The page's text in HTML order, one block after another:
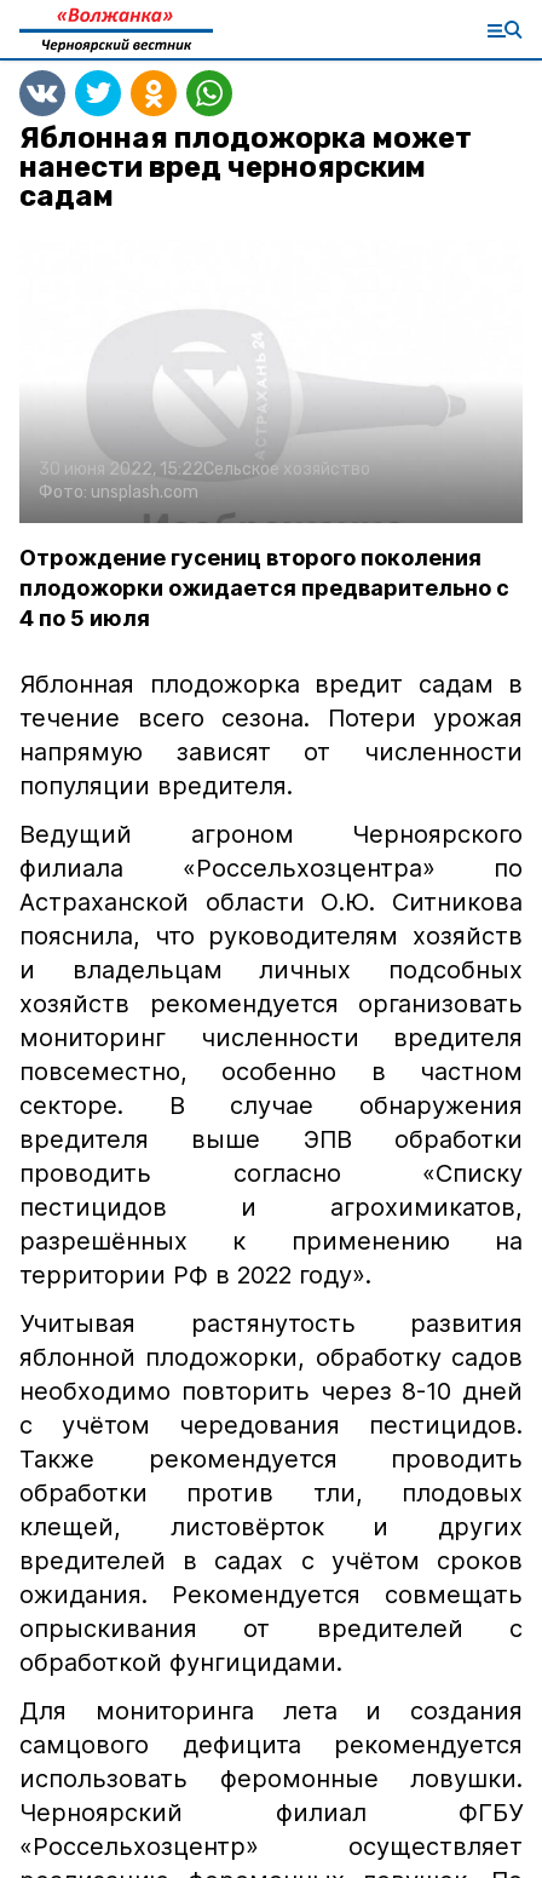
Яблонная плодожорка может
нанести вред черноярским
садам
30 июня 2022, 15:22Сельское хозяйство
Фото: unsplash.com
Отрождение гусениц второго поколения
плодожорки ожидается предварительно с
4 по 5 июля
Яблонная плодожорка вредит садам в
течение всего сезона. Потери урожая
напрямую зависят от численности
популяции вредителя.
Ведущий агроном Черноярского
филиала «Россельхозцентра» по
Астраханской области О.Ю. Ситникова
пояснила, что руководителям хозяйств
и владельцам личных подсобных
хозяйств рекомендуется организовать
мониторинг численности вредителя
повсеместно, особенно в частном
секторе. В случае обнаружения
вредителя выше ЭПВ обработки
проводить согласно «Списку
пестицидов и агрохимикатов,
разрешённых к применению на
территории РФ в 2022 году».
Учитывая растянутость развития
яблонной плодожорки, обработку садов
необходимо повторить через 8-10 дней
с учётом чередования пестицидов.
Также рекомендуется проводить
обработки против тли, плодовых
клещей, листовёрток и других
вредителей в садах с учётом сроков
ожидания. Рекомендуется совмещать
опрыскивания от вредителей с
обработкой фунгицидами.
Для мониторинга лета и создания
самцового дефицита рекомендуется
использовать феромонные ловушки.
Черноярский филиал ФГБУ
«Россельхозцентр» осуществляет